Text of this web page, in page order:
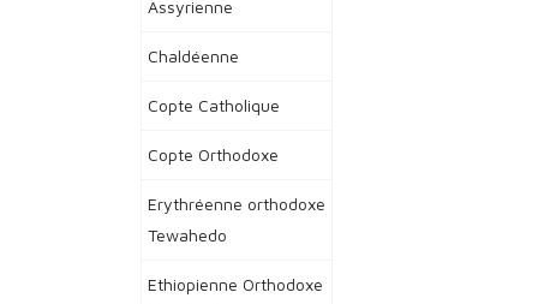
Assyrienne
Chaldéenne
Copte Catholique
Copte Orthodoxe
Erythréenne orthodoxe
Tewahedo
Ethiopienne Orthodoxe